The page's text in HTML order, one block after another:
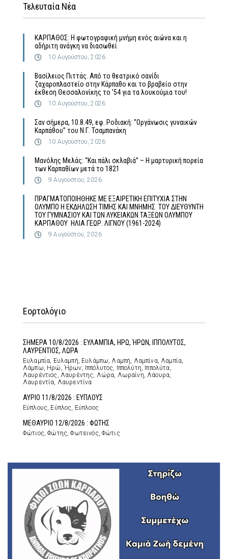
Τελευταία Νέα
ΚΑΡΠΑΘΟΣ: Η φωτογραφική μνήμη ενός αιώνα και η
αδήριτη ανάγκη να διασωθεί
10 Αυγούστου, 2026
Βασίλειος Πιττάς. Από το θεατρικό σανίδι
ζαχαροπλαστείο στην Κάρπαθο και το βραβείο στην
έκθεση Θεσσαλονίκης το ’54 για τα λουκούμια του!
10 Αυγούστου, 2026
Σαν σήμερα, 10.8.49, εφ. Ροδιακή: “Οργάνωσις γυναικών
Καρπάθου” του Ν.Γ. Τσαμπανάκη
10 Αυγούστου, 2026
Μανόλης Μελάς: “Και πάλι σκλαβιά” – Η μαρτυρική πορεία
των Καρπαθίων μετά το 1821
9 Αυγούστου, 2026
ΠΡΑΓΜΑΤΟΠΟΙΗΘΗΚΕ ΜΕ ΕΞΑΙΡΕΤΙΚΗ ΕΠΙΤΥΧΙΑ ΣΤΗΝ
ΟΛΥΜΠΟ Η ΕΚΔΗΛΩΣΗ ΤΙΜΗΣ ΚΑΙ ΜΝΗΜΗΣ ΤΟΥ ΔΙΕΥΘΥΝΤΗ
ΤΟΥ ΓΥΜΝΑΣΙΟΥ ΚΑΙ ΤΩΝ ΛΥΚΕΙΑΚΩΝ ΤΑΞΕΩΝ ΟΛΥΜΠΟΥ
ΚΑΡΠΑΘΟΥ ΗΛΙΑ ΓΕΩΡ. ΛΙΓΝΟΥ (1961-2024)
9 Αυγούστου, 2026
Εορτολόγιο
ΣΗΜΕΡΑ 10/8/2026 : ΕΥΛΑΜΠΙΑ, ΗΡΩ, ΉΡΩΝ, ΙΠΠΟΛΥΤΟΣ,
ΛΑΥΡΕΝΤΙΟΣ, ΛΩΡΑ
Ευλαμπία, Ευλαμπή, Ευλάμπω, Λαμπή, Λαμπίνα, Λαμπία,
Λάμπω, Ηρώ, Ήρων, Ιππόλυτος, Ιππολύτη, Ιππολύτα,
Λαυρέντιος, Λαυρέντης, Λώρα, Λωραίνη, Λάουρα,
Λαυρεντία, Λαυρεντίνα
ΑΥΡΙΟ 11/8/2026 : ΕΥΠΛΟΥΣ
Εύπλους, Εύπλος, Εύπλοος
ΜΕΘΑΥΡΙΟ 12/8/2026 : ΦΩΤΗΣ
Φώτιος, Φώτης, Φωτεινός, Φώτις